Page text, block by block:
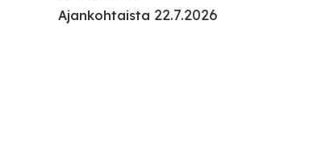
Ajankohtaista 22.7.2026